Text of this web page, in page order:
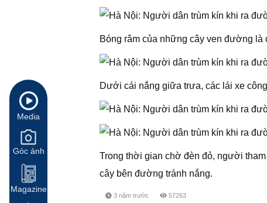
Media
Góc ảnh
Magazine
Bóng râm của những cây ven đường
Dưới cái nắng giữa trưa, các lái xe
Trong thời gian chờ đèn đỏ, người
cây bên đường tránh nắng.
3 năm trước 57263